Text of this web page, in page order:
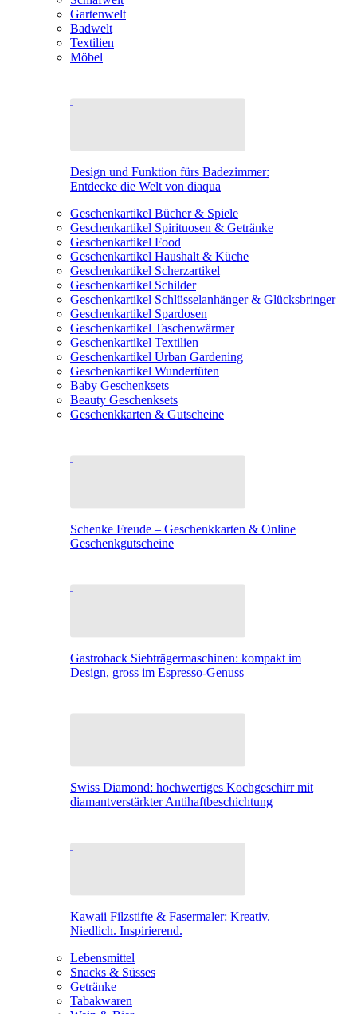
Gartenwelt
Badwelt
Textilien
Möbel
Design und Funktion fürs Badezimmer:
Entdecke die Welt von diaqua
Geschenkartikel Bücher & Spiele
Geschenkartikel Spirituosen & Getränke
Geschenkartikel Food
Geschenkartikel Haushalt & Küche
Geschenkartikel Scherzartikel
Geschenkartikel Schilder
Geschenkartikel Schlüsselanhänger & Glücksbringer
Geschenkartikel Spardosen
Geschenkartikel Taschenwärmer
Geschenkartikel Textilien
Geschenkartikel Urban Gardening
Geschenkartikel Wundertüten
Baby Geschenksets
Beauty Geschenksets
Geschenkkarten & Gutscheine
Schenke Freude – Geschenkkarten & Online
Geschenkgutscheine
Gastroback Siebträgermaschinen: kompakt im
Design, gross im Espresso-Genuss
Swiss Diamond: hochwertiges Kochgeschirr mit
diamantverstärkter Antihaftbeschichtung
Kawaii Filzstifte & Fasermaler: Kreativ.
Niedlich. Inspirierend.
Lebensmittel
Snacks & Süsses
Getränke
Tabakwaren